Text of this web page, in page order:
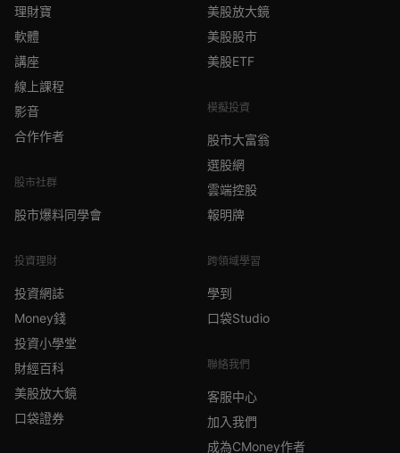
理財寶
軟體
講座
線上課程
影音
合作作者
股市社群
股市爆料同學會
投資理財
投資網誌
Money錢
投資小學堂
財經百科
美股放大鏡
口袋證券
美股放大鏡
美股股市
美股ETF
模擬投資
股市大富翁
選股網
雲端控股
報明牌
跨領域學習
學到
口袋Studio
聯絡我們
客服中心
加入我們
成為CMoney作者